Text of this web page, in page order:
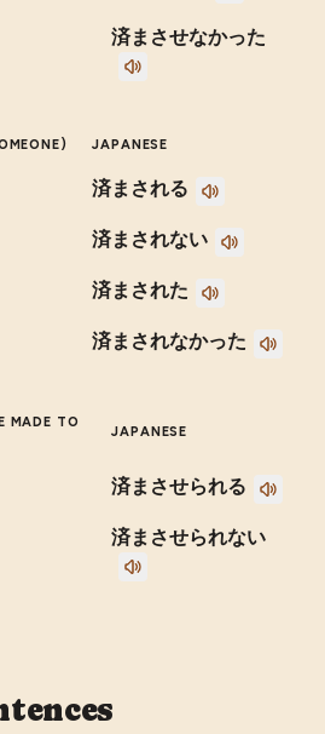
済まさせなかった
JAPANESE
済まされる
済まされない
済まされた
済まされなかった
MADE TO
JAPANESE
済まさせられる
済まさせられない